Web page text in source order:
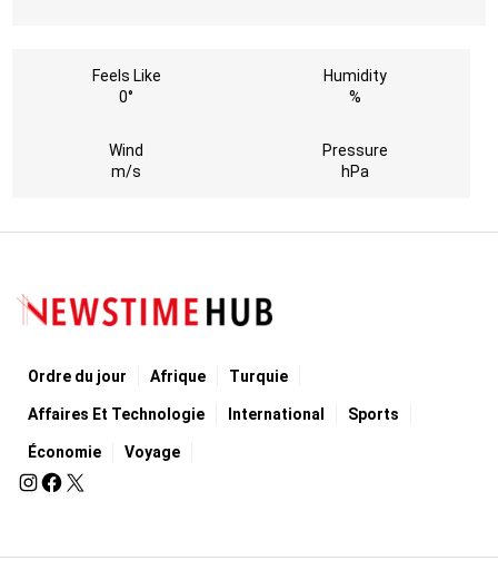
Feels Like
0°
Humidity
%
Wind
m/s
Pressure
hPa
Ordre du jour Afrique Turquie
Affaires Et Technologie International Sports
Économie Voyage